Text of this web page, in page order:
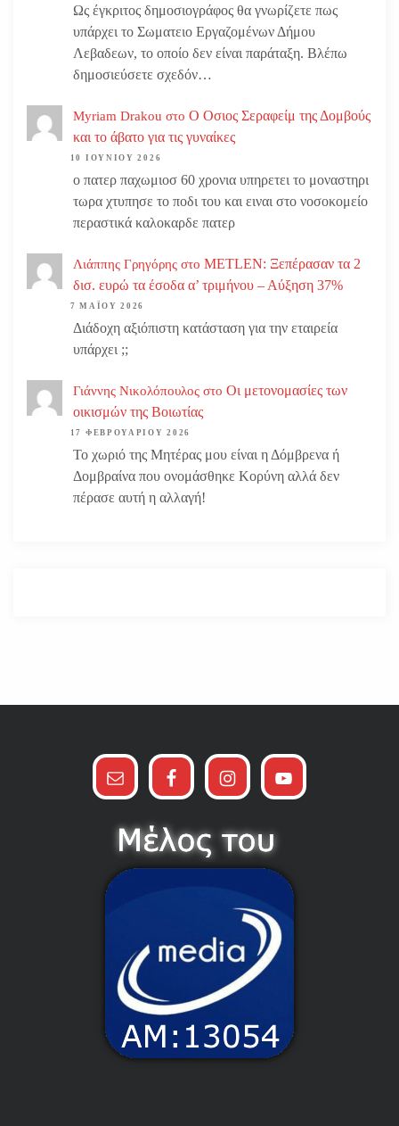
Ως έγκριτος δημοσιογράφος θα γνωρίζετε πως
υπάρχει το Σωματειο Εργαζομένων Δήμου
Λεβαδεων, το οποίο δεν είναι παράταξη. Βλέπω
δημοσιεύσετε σχεδόν…
Myriam Drakou στο Ο Οσιος Σεραφείμ της Δομβούς
και το άβατο για τις γυναίκες
10 ΙΟΥΝΊΟΥ 2026
ο πατερ παχωμιοσ 60 χρονια υπηρετει το μοναστηρι
τωρα χτυπησε το ποδι του και ειναι στο νοσοκομείο
περαστικά καλοκαρδε πατερ
Λιάππης Γρηγόρης στο METLEN: Ξεπέρασαν τα 2
δισ. ευρώ τα έσοδα α’ τριμήνου – Αύξηση 37%
7 ΜΑΪ́ΟΥ 2026
Διάδοχη αξιόπιστη κατάσταση για την εταιρεία
υπάρχει ;;
Γιάννης Νικολόπουλος στο Οι μετονομασίες των
οικισμών της Βοιωτίας
17 ΦΕΒΡΟΥΑΡΊΟΥ 2026
Το χωριό της Μητέρας μου είναι η Δόμβρενα ή
Δομβραίνα που ονομάσθηκε Κορύνη αλλά δεν
πέρασε αυτή η αλλαγή!